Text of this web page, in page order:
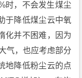
时，不会发生煤尘
于降低煤尘云中氧
化并不困难，因为
气，也应考虑部分
地降低粉尘云的点